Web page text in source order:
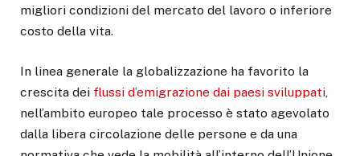
migliori condizioni del mercato del lavoro o inferiore
costo della vita.
In linea generale la globalizzazione ha favorito la
crescita dei flussi d’emigrazione dai paesi sviluppati,
nell’ambito europeo tale processo è stato agevolato
dalla libera circolazione delle persone e da una